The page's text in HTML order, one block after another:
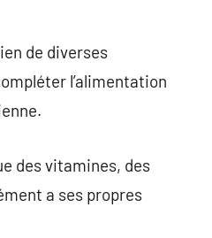
de diverses
l’alimentation
des vitamines, des
a ses propres